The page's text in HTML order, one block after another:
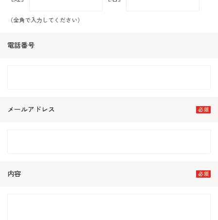
（全角で入力してください）
電話番号
メールアドレス
内容